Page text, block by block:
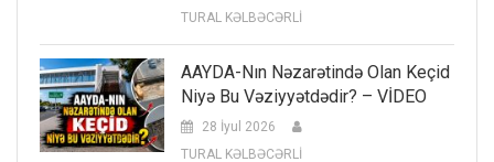
TURAL KƏLBƏCƏRLİ
AAYDA-Nın Nəzarətində Olan Keçid
Niyə Bu Vəziyyətdədir? – VİDEO
28 İyul 2026
TURAL KƏLBƏCƏRLİ